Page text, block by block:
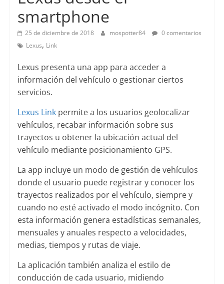
smartphone
25 de diciembre de 2018 mospotter84
0 comentarios
Lexus, Link
Lexus presenta una app para acceder a
información del vehículo o gestionar ciertos
servicios.
Lexus Linkpermite a los usuarios geolocalizar
vehículos, recabar información sobre sus
trayectos u obtener la ubicación actual del
vehículo mediante posicionamiento GPS.
La app incluye un modo de gestión de vehículos
donde el usuario puede registrar y conocer los
trayectos realizados por el vehículo, siempre y
cuando no esté activado el modo incógnito. Con
esta información genera estadísticas semanales,
mensuales y anuales respecto a velocidades,
medias, tiempos y rutas de viaje.
La aplicación también analiza el estilo de
conducción de cada usuario, midiendo